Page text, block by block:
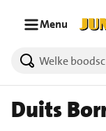
Menu
Duits